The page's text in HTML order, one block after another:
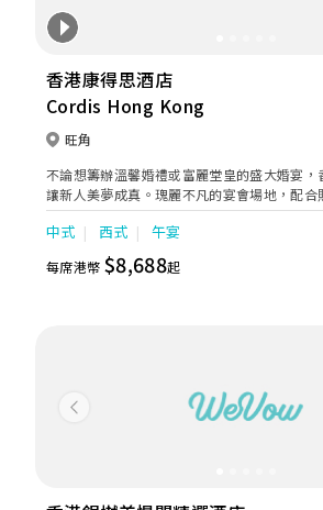
香港康得思酒店
Cordis Hong Kong
旺角
不論想籌辦溫馨婚禮或富麗堂皇的盛大婚宴，
讓新人美夢成真。瑰麗不凡的宴會場地，配合
服務，再加上奢華水晶婚禮紀念禮盒及喜宴
造畢生難忘的回憶。
中式 西式 午宴
每席港幣 $8,688起
Previous